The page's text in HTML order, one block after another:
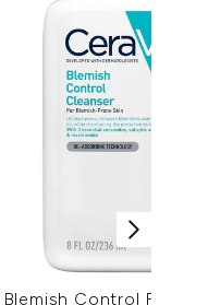
Blemish Control Face